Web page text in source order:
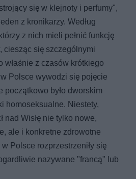
się w klejnoty i perfumy",
z kronikarzy. Według
z nich mieli pełnić funkcję
ciesząc się szczególnymi
właśnie z czasów krótkiego
Polsce wywodzi się pojęcie
początkowo było dworskim
homoseksualne. Niestety,
nad Wisłę nie tylko nowe,
ale i konkretne zdrowotne
Polsce rozprzestrzeniły się
nazywane "francą" lub